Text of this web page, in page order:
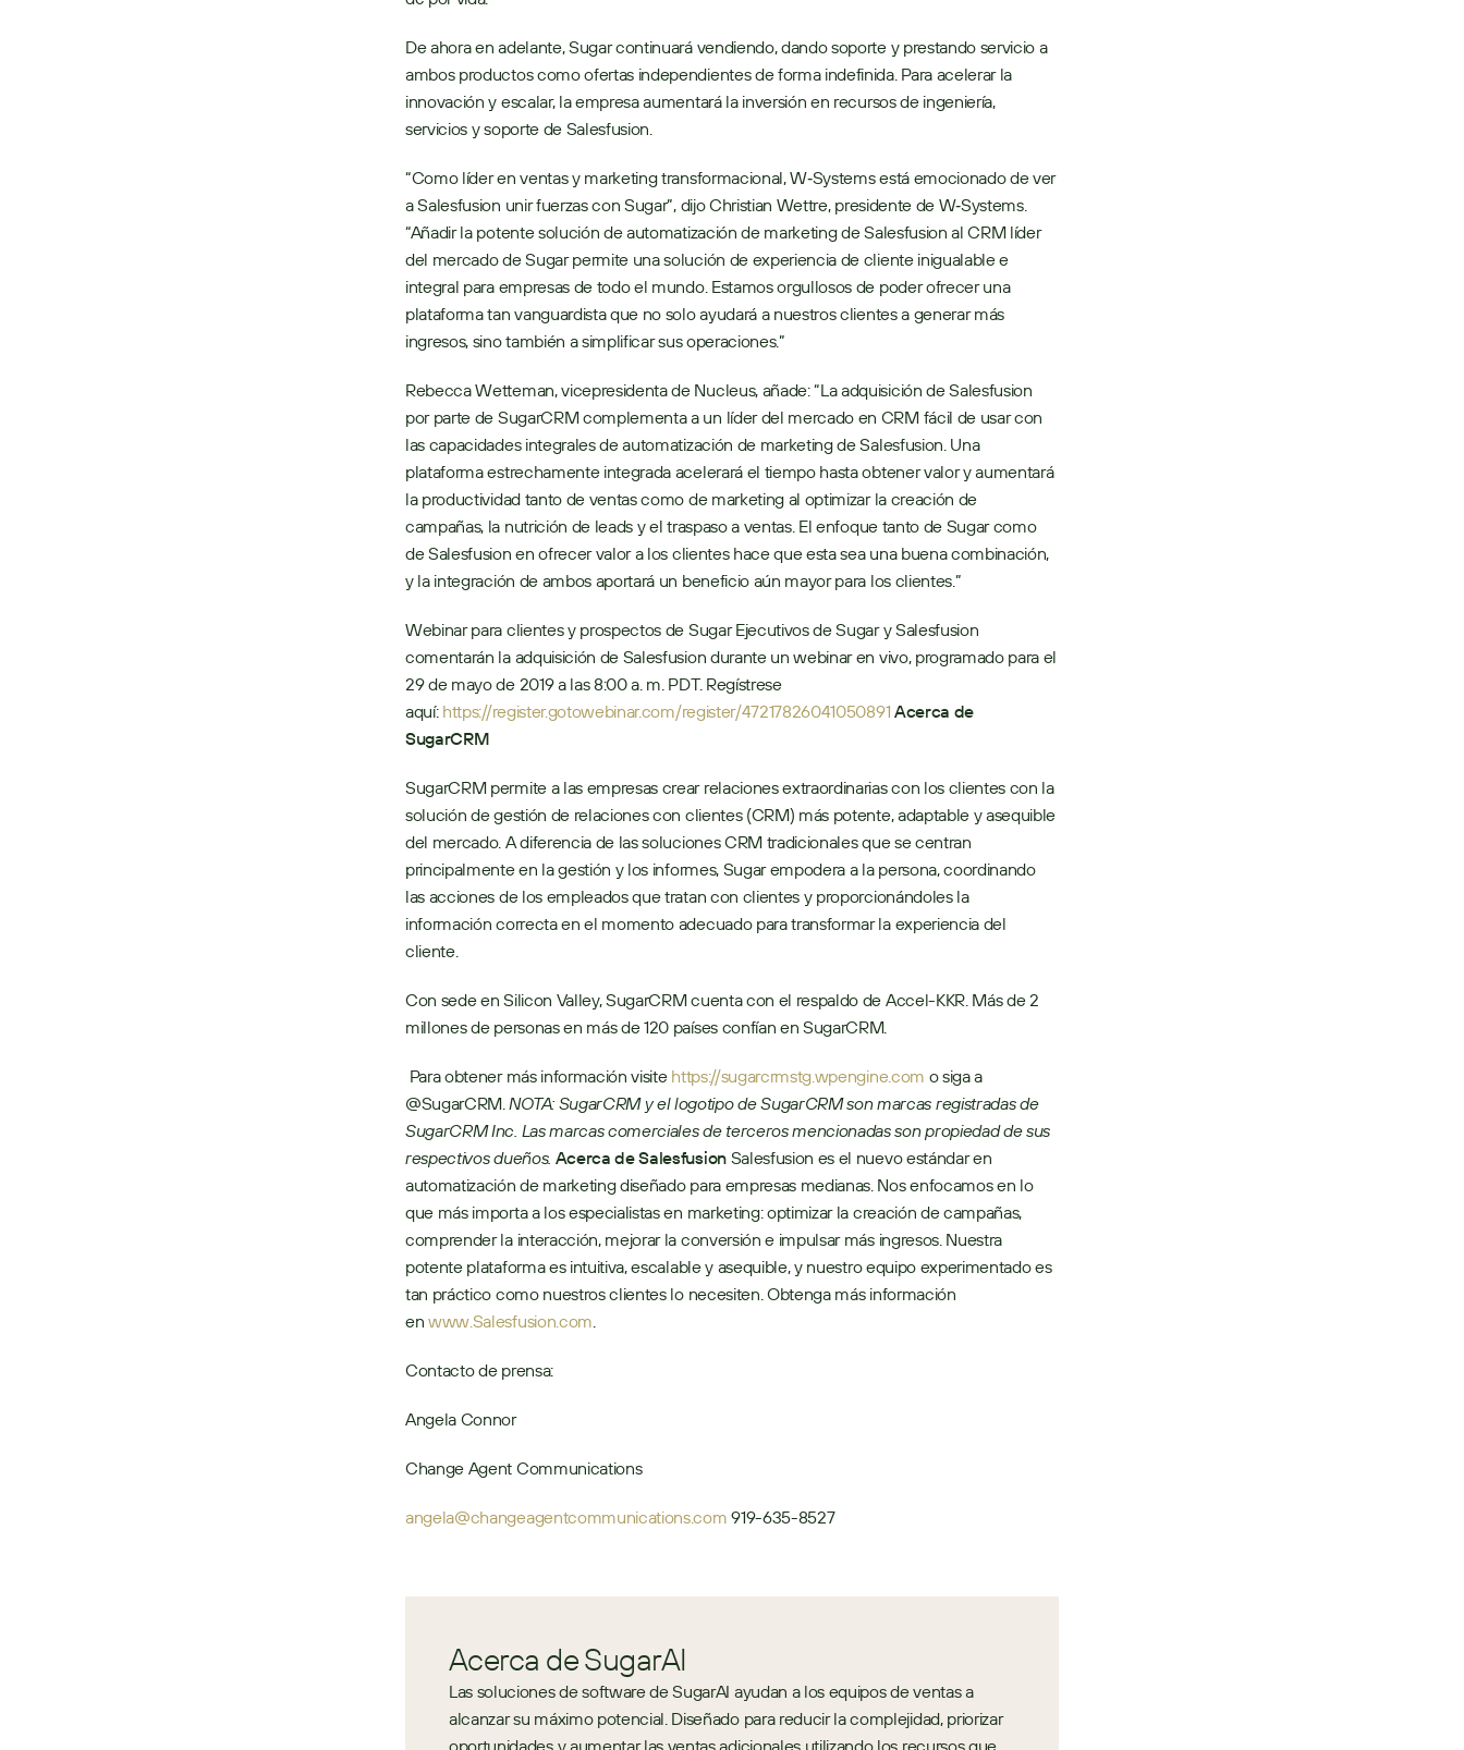
De ahora en adelante, Sugar continuará vendiendo, dando soporte y prestando servicio a
ambos productos como ofertas independientes de forma indefinida. Para acelerar la
innovación y escalar, la empresa aumentará la inversión en recursos de ingeniería,
servicios y soporte de Salesfusion.
“Como líder en ventas y marketing transformacional, W‐Systems está emocionado de ver
a Salesfusion unir fuerzas con Sugar”, dijo Christian Wettre, presidente de W‐Systems.
“Añadir la potente solución de automatización de marketing de Salesfusion al CRM líder
del mercado de Sugar permite una solución de experiencia de cliente inigualable e
integral para empresas de todo el mundo. Estamos orgullosos de poder ofrecer una
plataforma tan vanguardista que no solo ayudará a nuestros clientes a generar más
ingresos, sino también a simplificar sus operaciones.”
Rebecca Wetteman, vicepresidenta de Nucleus, añade: “La adquisición de Salesfusion
por parte de SugarCRM complementa a un líder del mercado en CRM fácil de usar con
las capacidades integrales de automatización de marketing de Salesfusion. Una
plataforma estrechamente integrada acelerará el tiempo hasta obtener valor y aumentará
la productividad tanto de ventas como de marketing al optimizar la creación de
campañas, la nutrición de leads y el traspaso a ventas. El enfoque tanto de Sugar como
de Salesfusion en ofrecer valor a los clientes hace que esta sea una buena combinación,
y la integración de ambos aportará un beneficio aún mayor para los clientes.”
Webinar para clientes y prospectos de Sugar Ejecutivos de Sugar y Salesfusion
comentarán la adquisición de Salesfusion durante un webinar en vivo, programado para el
29 de mayo de 2019 a las 8:00 a. m. PDT. Regístrese
aquí: https://register.gotowebinar.com/register/47217826041050891 Acerca de
SugarCRM
SugarCRM permite a las empresas crear relaciones extraordinarias con los clientes con la
solución de gestión de relaciones con clientes (CRM) más potente, adaptable y asequible
del mercado. A diferencia de las soluciones CRM tradicionales que se centran
principalmente en la gestión y los informes, Sugar empodera a la persona, coordinando
las acciones de los empleados que tratan con clientes y proporcionándoles la
información correcta en el momento adecuado para transformar la experiencia del
cliente.
Con sede en Silicon Valley, SugarCRM cuenta con el respaldo de Accel-KKR. Más de 2
millones de personas en más de 120 países confían en SugarCRM.
Para obtener más información visite https://sugarcrmstg.wpengine.com o siga a
@SugarCRM. NOTA: SugarCRM y el logotipo de SugarCRM son marcas registradas de
SugarCRM Inc. Las marcas comerciales de terceros mencionadas son propiedad de sus
respectivos dueños. Acerca de Salesfusion Salesfusion es el nuevo estándar en
automatización de marketing diseñado para empresas medianas. Nos enfocamos en lo
que más importa a los especialistas en marketing: optimizar la creación de campañas,
comprender la interacción, mejorar la conversión e impulsar más ingresos. Nuestra
potente plataforma es intuitiva, escalable y asequible, y nuestro equipo experimentado es
tan práctico como nuestros clientes lo necesiten. Obtenga más información
en www.Salesfusion.com.
Contacto de prensa:
Angela Connor
Change Agent Communications
angela@changeagentcommunications.com 919-635-8527
Acerca de SugarAI
Las soluciones de software de SugarAI ayudan a los equipos de ventas a
alcanzar su máximo potencial. Diseñado para reducir la complejidad, priorizar
oportunidades y aumentar las ventas adicionales utilizando los recursos que